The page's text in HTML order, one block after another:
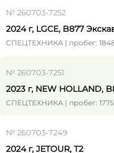
№ 260703-7252
2024 г, LGCE, B877
СПЕЦТЕХНИКА | пробег:
№ 260703-7251
2023 г, NEW HOLLAND,
СПЕЦТЕХНИКА | пробег: 1775
№ 260703-7249
2024 г, JETOUR, T2